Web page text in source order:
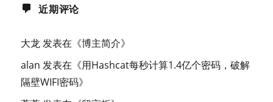
近期评论
大龙发表在《博主简介》
alan 发表在《用Hashcat每秒计算1.4亿个密码，破解
隔壁WIFI密码》